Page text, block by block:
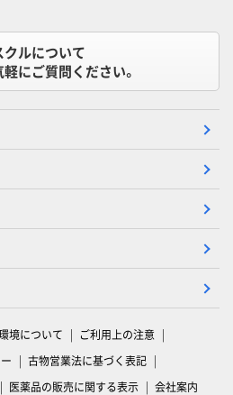
クルについて
軽にご質問ください。
境について
ご利用上の注意
古物営業法に基づく表記
医薬品の販売に関する表示 会社案内